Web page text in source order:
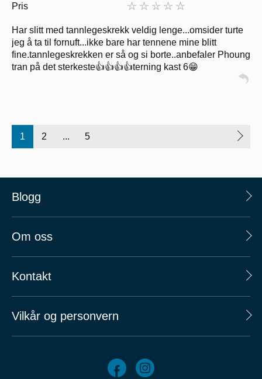
Pris
Har slitt med tannlegeskrekk veldig lenge...omsider turte
jeg å ta til fornuft...ikke bare har tennene mine blitt
fine.tannlegeskrekken er så og si borte..anbefaler Phoung
tran på det sterkeste👍👍👍👍terning kast 6😁
1 2 ... 5
Blogg
Om oss
Kontakt
Vilkår og personvern